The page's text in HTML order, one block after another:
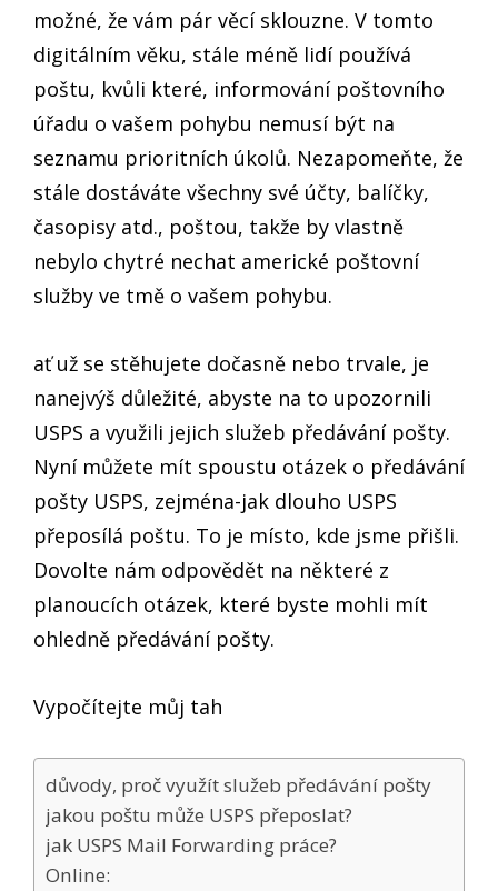
možné, že vám pár věcí sklouzne. V tomto
digitálním věku, stále méně lidí používá
poštu, kvůli které, informování poštovního
úřadu o vašem pohybu nemusí být na
seznamu prioritních úkolů. Nezapomeňte, že
stále dostáváte všechny své účty, balíčky,
časopisy atd., poštou, takže by vlastně
nebylo chytré nechat americké poštovní
služby ve tmě o vašem pohybu.
ať už se stěhujete dočasně nebo trvale, je
nanejvýš důležité, abyste na to upozornili
USPS a využili jejich služeb předávání pošty.
Nyní můžete mít spoustu otázek o předávání
pošty USPS, zejména-jak dlouho USPS
přeposílá poštu. To je místo, kde jsme přišli.
Dovolte nám odpovědět na některé z
planoucích otázek, které byste mohli mít
ohledně předávání pošty.
Vypočítejte můj tah
důvody, proč využít služeb předávání pošty
jakou poštu může USPS přeposlat?
jak USPS Mail Forwarding práce?
Online: